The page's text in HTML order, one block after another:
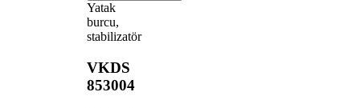
Yatak
burcu,
stabilizatör
VKDS
853004